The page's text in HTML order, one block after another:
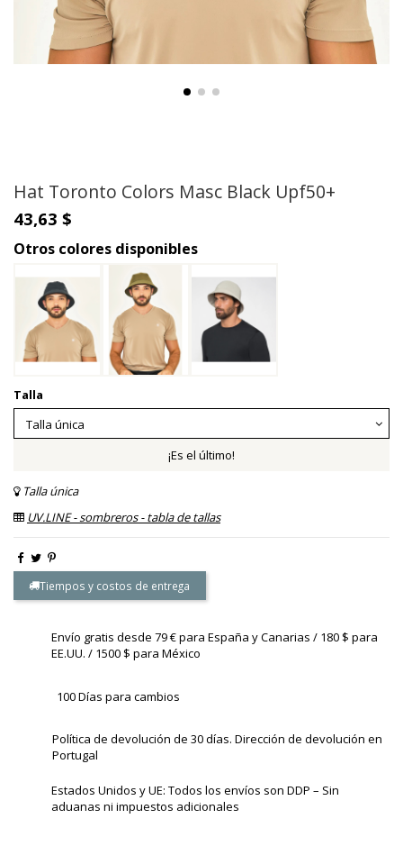
Hat Toronto Colors Masc Black Upf50+
43,63 $
Otros colores disponibles
Talla
¡Es el último!
Talla única
UV.LINE - sombreros - tabla de tallas
Tiempos y costos de entrega
Envío gratis desde 79 € para España y Canarias / 180 $ para
EE.UU. / 1500 $ para México
100 Días para cambios
Política de devolución de 30 días. Dirección de devolución en
Portugal
Estados Unidos y UE: Todos los envíos son DDP – Sin
aduanas ni impuestos adicionales